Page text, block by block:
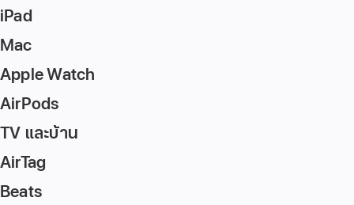
iPad
Mac
Apple Watch
AirPods
TV และบ้าน
AirTag
Beats